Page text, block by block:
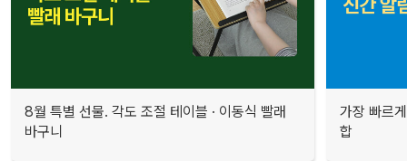
8월 특별 선물. 각도 조절 테이블 · 이동식 빨래
바구니
가장 빠르
합